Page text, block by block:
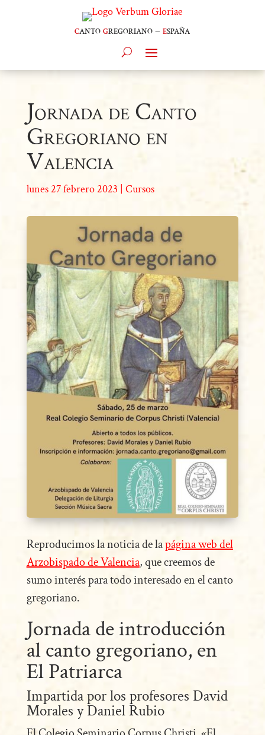
cantogregoriano –españa
Jornada de Canto
Gregoriano en
Valencia
lunes 27 febrero 2023 Cursos
Reproducimos la noticia de lapágina web del
Arzobispado de Valencia, que creemos de
sumo interés para todo interesado en el canto
gregoriano.
Jornada de introducción
al canto gregoriano, en
El Patriarca
Impartida por los profesores David
Morales y Daniel Rubio